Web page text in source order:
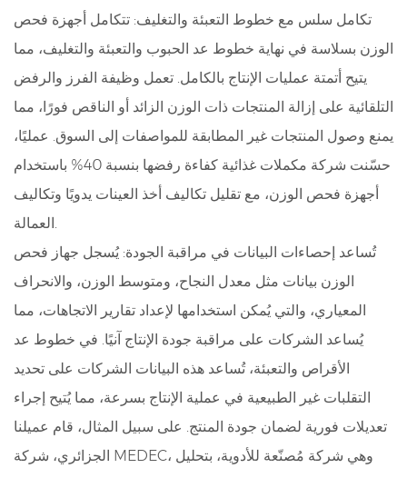
تكامل سلس مع خطوط التعبئة والتغليف: تتكامل أجهزة فحص
الوزن بسلاسة في نهاية خطوط عد الحبوب والتعبئة والتغليف، مما
يتيح أتمتة عمليات الإنتاج بالكامل. تعمل وظيفة الفرز والرفض
التلقائية على إزالة المنتجات ذات الوزن الزائد أو الناقص فورًا، مما
يمنع وصول المنتجات غير المطابقة للمواصفات إلى السوق. عمليًا،
حسّنت شركة مكملات غذائية كفاءة رفضها بنسبة 40% باستخدام
أجهزة فحص الوزن، مع تقليل تكاليف أخذ العينات يدويًا وتكاليف
العمالة.
تُساعد إحصاءات البيانات في مراقبة الجودة: يُسجل جهاز فحص
الوزن بيانات مثل معدل النجاح، ومتوسط الوزن، والانحراف
المعياري، والتي يُمكن استخدامها لإعداد تقارير الاتجاهات، مما
يُساعد الشركات على مراقبة جودة الإنتاج آنيًا. في خطوط عد
الأقراص والتعبئة، تُساعد هذه البيانات الشركات على تحديد
التقلبات غير الطبيعية في عملية الإنتاج بسرعة، مما يُتيح إجراء
تعديلات فورية لضمان جودة المنتج. على سبيل المثال، قام عميلنا
الجزائري، شركة MEDEC، وهي شركة مُصنّعة للأدوية، بتحليل